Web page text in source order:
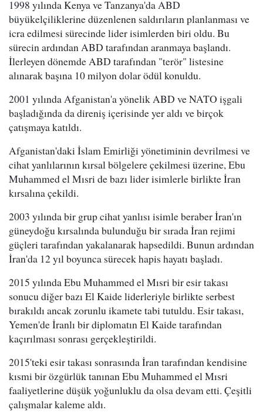
1998 yılında Kenya ve Tanzanya'da ABD
büyükelçiliklerine düzenlenen saldırıların planlanması ve
icra edilmesi sürecinde lider isimlerden biri oldu. Bu
sürecin ardından ABD tarafından aranmaya başlandı.
İlerleyen dönemde ABD tarafından "terör" listesine
alınarak başına 10 milyon dolar ödül konuldu.
2001 yılında Afganistan'a yönelik ABD ve NATO işgali
başladığında da direniş içerisinde yer aldı ve birçok
çatışmaya katıldı.
Afganistan'daki İslam Emirliği yönetiminin devrilmesi ve
cihat yanlılarının kırsal bölgelere çekilmesi üzerine, Ebu
Muhammed el Mısri de bazı lider isimlerle birlikte İran
kırsalına çekildi.
2003 yılında bir grup cihat yanlısı isimle beraber İran'ın
güneydoğu kırsalında bulunduğu bir sırada İran rejimi
güçleri tarafından yakalanarak hapsedildi. Bunun ardından
İran'da 12 yıl boyunca sürecek hapis hayatı başladı.
2015 yılında Ebu Muhammed el Mısri bir esir takası
sonucu diğer bazı El Kaide liderleriyle birlikte serbest
bırakıldı ancak zorunlu ikamete tabi tutuldu. Esir takası,
Yemen'de İranlı bir diplomatın El Kaide tarafından
kaçırılması sonrası gerçekleştirildi.
2015'teki esir takası sonrasında İran tarafından kendisine
kısmi bir özgürlük tanınan Ebu Muhammed el Mısri
faaliyetlerine düşük yoğunluklu da olsa devam etti. Çeşitli
çalışmalar kaleme aldı.